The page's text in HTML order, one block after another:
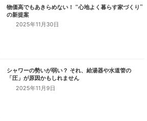
代表取締役
暖かくて 雪と地震に強い
木のお家をつくっています
特化した 暖かくて地震と雪に負けない木
2025年11月30日
2025年11月9日